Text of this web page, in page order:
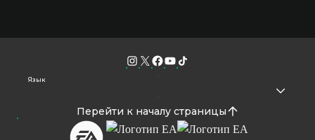
Язык
Перейти к началу страницы